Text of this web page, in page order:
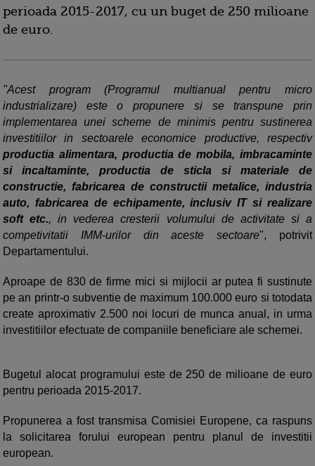
perioada 2015-2017, cu un buget de 250 milioane
de euro.
"Acest program (Programul multianual pentru micro
industrializare) este o propunere si se transpune prin
implementarea unei scheme de minimis pentru sustinerea
investitiilor in sectoarele economice productive, respectiv
productia alimentara, productia de mobila, imbracaminte
si incaltaminte, productia de sticla si materiale de
constructie, fabricarea de constructii metalice, industria
auto, fabricarea de echipamente, inclusiv IT si realizare
soft etc., in vederea cresterii volumului de activitate si a
competivitatii IMM-urilor din aceste sectoare", potrivit
Departamentului.
Aproape de 830 de firme mici si mijlocii ar putea fi sustinute
pe an printr-o subventie de maximum 100.000 euro si totodata
create aproximativ 2.500 noi locuri de munca anual, in urma
investitiilor efectuate de companiile beneficiare ale schemei.
Bugetul alocat programului este de 250 de milioane de euro
pentru perioada 2015-2017.
Propunerea a fost transmisa Comisiei Europene, ca raspuns
la solicitarea forului european pentru planul de investitii
european.